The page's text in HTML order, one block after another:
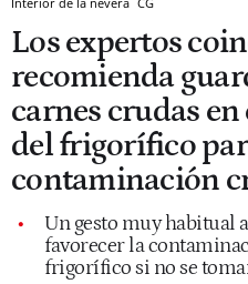
Los expertos
recomienda
carnes crudas
del frigorífico
contaminación
Un gesto muy habitual
favorecer la
frigorífico si no se